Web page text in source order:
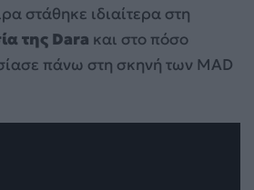
στάθηκε ιδιαίτερα στη
της Dara και στο πόσο
πάνω στη σκηνή των MAD